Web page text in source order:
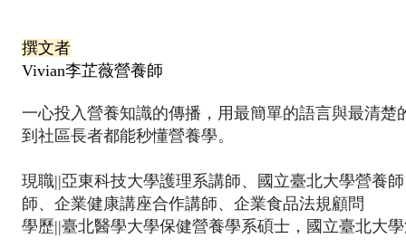
撰文者
Vivian李芷薇營養師
一心投入營養知識的傳播，用最簡單的語言與最清楚
到社區長者都能秒懂營養學。
現職||亞東科技大學護理系講師、國立臺北大學營養
師、企業健康講座合作講師、企業食品法規顧問
學歷||臺北醫學大學保健營養學系碩士，國立臺北大